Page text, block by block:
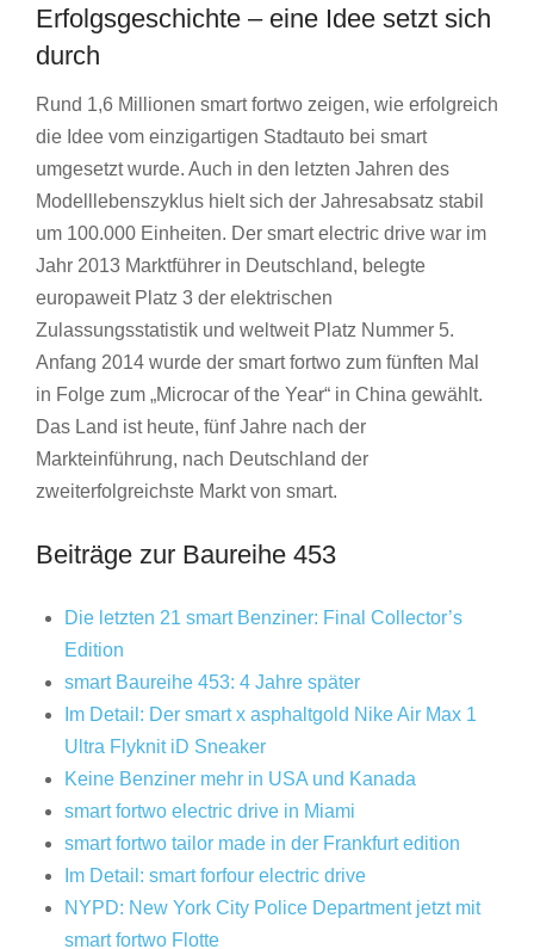
Erfolgsgeschichte – eine Idee setzt sich
durch
Rund 1,6 Millionen smart fortwo zeigen, wie erfolgreich
die Idee vom einzigartigen Stadtauto bei smart
umgesetzt wurde. Auch in den letzten Jahren des
Modelllebenszyklus hielt sich der Jahresabsatz stabil
um 100.000 Einheiten. Der smart electric drive war im
Jahr 2013 Marktführer in Deutschland, belegte
europaweit Platz 3 der elektrischen
Zulassungsstatistik und weltweit Platz Nummer 5.
Anfang 2014 wurde der smart fortwo zum fünften Mal
in Folge zum „Microcar of the Year“ in China gewählt.
Das Land ist heute, fünf Jahre nach der
Markteinführung, nach Deutschland der
zweiterfolgreichste Markt von smart.
Beiträge zur Baureihe 453
Die letzten 21 smart Benziner: Final Collector’s
Edition
smart Baureihe 453: 4 Jahre später
Im Detail: Der smart x asphaltgold Nike Air Max 1
Ultra Flyknit iD Sneaker
Keine Benziner mehr in USA und Kanada
smart fortwo electric drive in Miami
smart fortwo tailor made in der Frankfurt edition
Im Detail: smart forfour electric drive
NYPD: New York City Police Department jetzt mit
smart fortwo Flotte